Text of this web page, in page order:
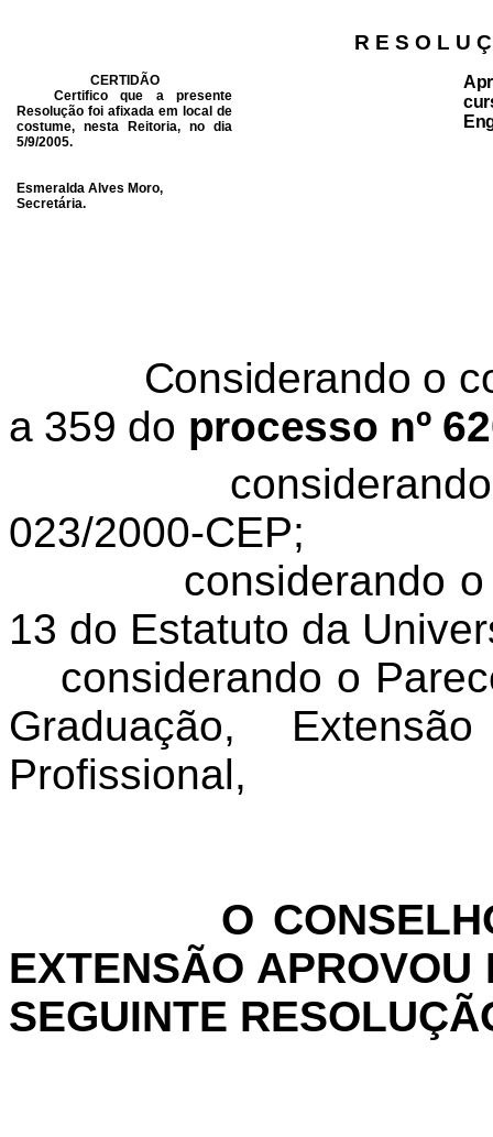
R E S O L U
CERTIDÃO
Certifico que a presente
Resolução foi afixada em local de
costume, nesta Reitoria, no dia
5/9/2005.
Esmeralda Alves Moro,
Secretária.
Considerando o
a 359 do processo nº
023/2000-CEP;
considerando
13 do Estatuto da
considerando o
Graduação,
Profissional,
O
EXTENSÃO
SEGUINTE